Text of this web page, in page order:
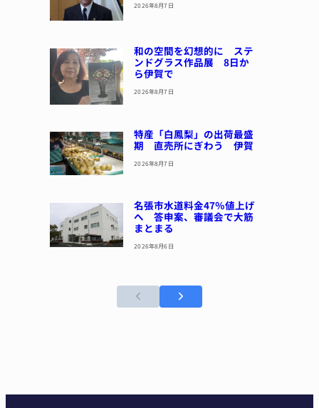
2026年8月7日
和の空間を幻想的に ステ
ンドグラス作品展 8日か
ら伊賀で
2026年8月7日
特産「白鳳梨」の出荷最盛
期 直売所にぎわう 伊賀
2026年8月7日
名張市水道料金47％値上げ
へ 答申案、審議会で大筋
まとまる
2026年8月6日